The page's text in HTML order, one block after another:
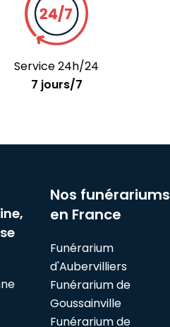
Service 24h/24
7 jours/7
Nos funérariums
en France
Funérarium
d'Aubervilliers
Funérarium de
Goussainville
Funérarium de